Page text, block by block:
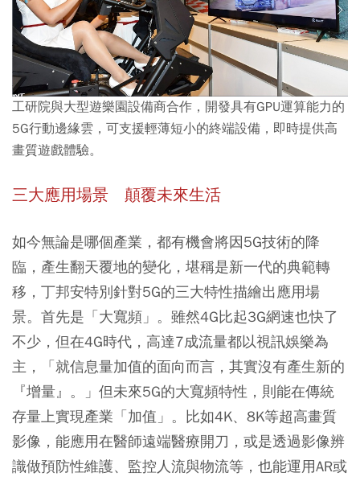
工研院與大型遊樂園設備商合作，開發具有GPU運算能力的
5G行動邊緣雲，可支援輕薄短小的終端設備，即時提供高
畫質遊戲體驗。
三大應用場景 顛覆未來生活
如今無論是哪個產業，都有機會將因5G技術的降
臨，產生翻天覆地的變化，堪稱是新一代的典範轉
移，丁邦安特別針對5G的三大特性描繪出應用場
景。首先是「大寬頻」。雖然4G比起3G網速也快了
不少，但在4G時代，高達7成流量都以視訊娛樂為
主，「就信息量加值的面向而言，其實沒有產生新的
『增量』。」但未來5G的大寬頻特性，則能在傳統
存量上實現產業「加值」。比如4K、8K等超高畫質
影像，能應用在醫師遠端醫療開刀，或是透過影像辨
識做預防性維護、監控人流與物流等，也能運用AR或